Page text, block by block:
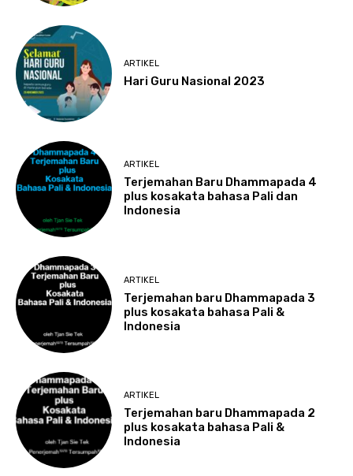
ARTIKEL
Hari Guru Nasional 2023
ARTIKEL
Terjemahan Baru Dhammapada 4
plus kosakata bahasa Pali dan
Indonesia
ARTIKEL
Terjemahan baru Dhammapada 3
plus kosakata bahasa Pali &
Indonesia
ARTIKEL
Terjemahan baru Dhammapada 2
plus kosakata bahasa Pali &
Indonesia